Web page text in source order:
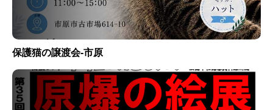
保護猫の譲渡会-市原